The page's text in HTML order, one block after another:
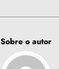
Sobre o autor